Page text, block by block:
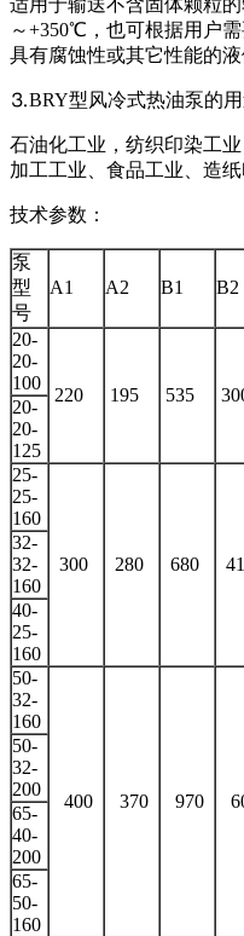
适用于输送不含固体颗粒
～+350℃，也可根据用户
具有腐蚀性或其它性能的液
⒊BRY型风冷式热油泵的
石油化工业，纺织印染工
加工工业、食品工业、造
技术参数：
泵
型
号
A1 A2 B1 B2
20-
20-
100
220 195 535
20-
20-
125
25-
25-
160
300 280 680
32-
32-
160
40-
25-
160
50-
32-
160
400 370 970
50-
32-
200
65-
40-
200
65-
50-
160